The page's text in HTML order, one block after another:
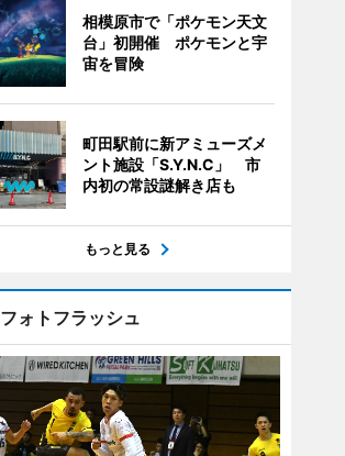
相模原市で「ポケモン天文
台」初開催 ポケモンと宇
宙を冒険
町田駅前に新アミューズメ
ント施設「S.Y.N.C」 市
内初の常設謎解き店も
もっと見る
フォトフラッシュ